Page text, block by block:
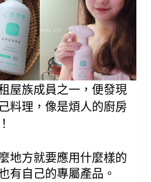
屋族成員之一，便發現
料理，像是煩人的廚房
地方就要應用什麼樣的
有自己的專屬產品。